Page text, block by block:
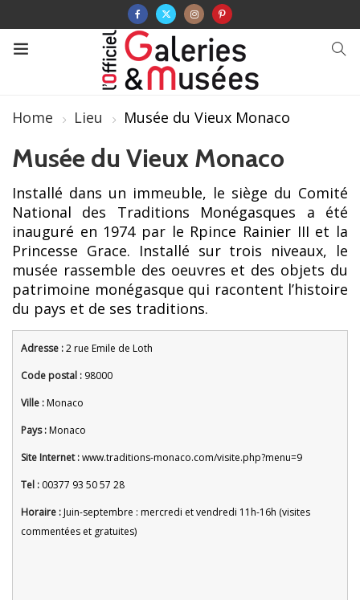
Home Lieu Musée du Vieux Monaco
Musée du Vieux Monaco
Installé dans un immeuble, le siège du Comité
National des Traditions Monégasques a été
inauguré en 1974 par le Rpince Rainier III et la
Princesse Grace. Installé sur trois niveaux, le
musée rassemble des oeuvres et des objets du
patrimoine monégasque qui racontent l’histoire
du pays et de ses traditions.
Adresse :2 rue Emile de Loth
Code postal : 98000
Ville :Monaco
Pays :Monaco
Site Internet :www.traditions-monaco.com/visite.php?menu=9
Tel : 00377 93 50 57 28
Horaire :Juin-septembre : mercredi et vendredi 11h-16h (visites
commentées et gratuites)